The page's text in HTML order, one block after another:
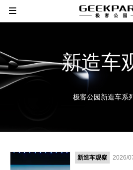
新造车
极客公园新造车系
新造车观察 2026/